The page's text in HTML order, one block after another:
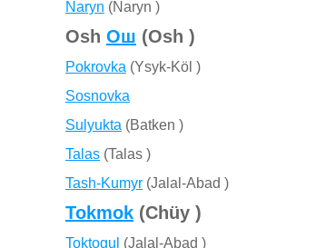
Naryn (Naryn )
Osh Ош (Osh )
Pokrovka (Ysyk-Köl )
Sosnovka
Sulyukta (Batken )
Talas (Talas )
Tash-Kumyr (Jalal-Abad )
Tokmok (Chüy )
Toktogul (Jalal-Abad )